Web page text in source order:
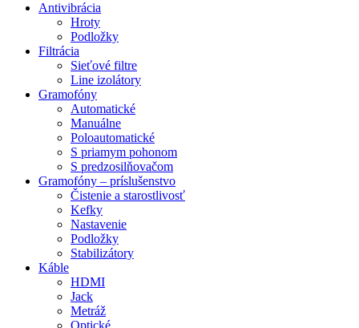
Antivibrácia
Hroty
Podložky
Filtrácia
Sieťové filtre
Line izolátory
Gramofóny
Automatické
Manuálne
Poloautomatické
S priamym pohonom
S predzosilňovačom
Gramofóny – príslušenstvo
Čistenie a starostlivosť
Kefky
Nastavenie
Podložky
Stabilizátory
Káble
HDMI
Jack
Metráž
Optické